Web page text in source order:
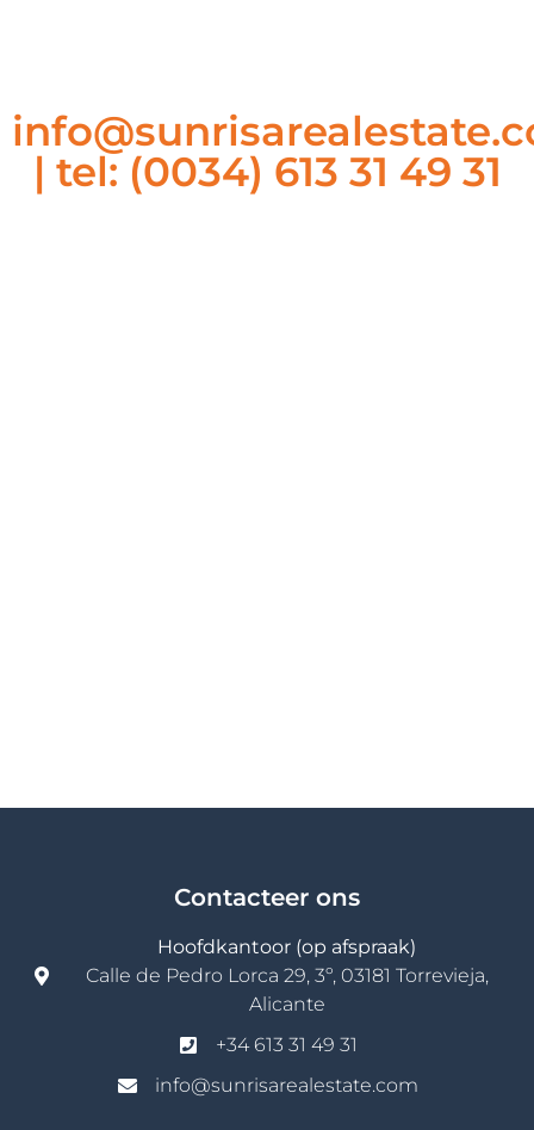
| tel: (0034) 613 31 49 31
Contacteer ons
Hoofdkantoor (op afspraak)
Calle de Pedro Lorca 29, 3º, 03181 Torrevieja,
Alicante
+34 613 31 49 31
info@sunrisarealestate.com